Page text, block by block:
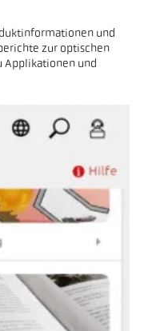
und
zur optischen
Applikationen und